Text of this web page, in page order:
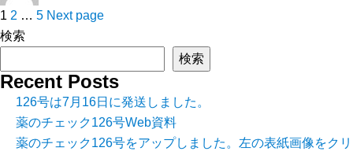
1 2 … 5 Next page
検索
検索
Recent Posts
126号は7月16日に発送しました。
薬のチェック126号Web資料
薬のチェック126号をアップしました。左の表紙画像をクリ